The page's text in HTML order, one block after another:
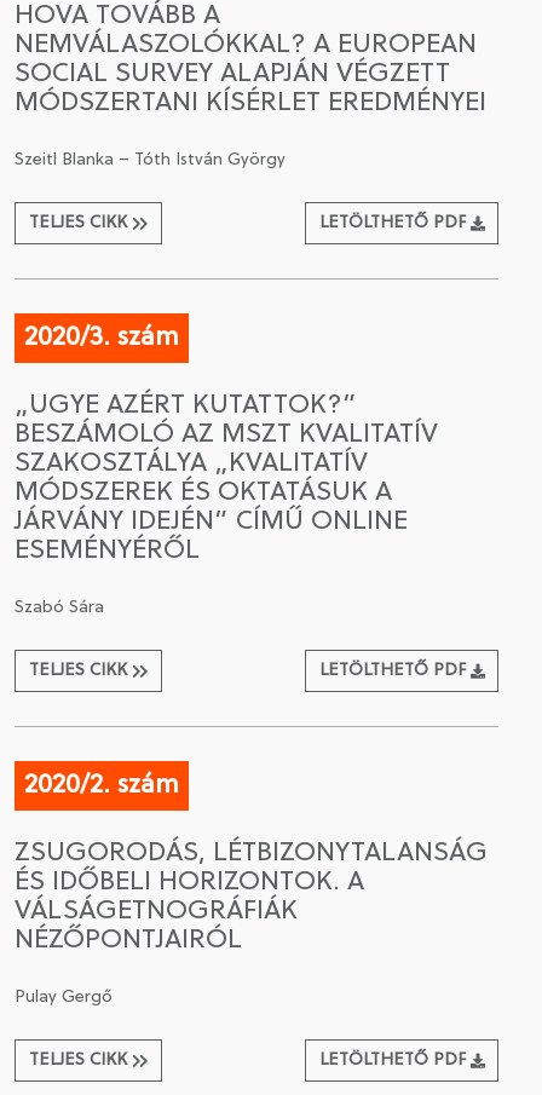
HOVA TOVÁBB A
NEMVÁLASZOLÓKKAL? A EUROPEAN
SOCIAL SURVEY ALAPJÁN VÉGZETT
MÓDSZERTANI KÍSÉRLET EREDMÉNYEI
Szeitl Blanka – Tóth István György
TELJES CIKK LETÖLTHETŐ PDF
2020/3. szám
„UGYE AZÉRT KUTATTOK?”
BESZÁMOLÓ AZ MSZT KVALITATÍV
SZAKOSZTÁLYA „KVALITATÍV
MÓDSZEREK ÉS OKTATÁSUK A
JÁRVÁNY IDEJÉN” CÍMŰ ONLINE
ESEMÉNYÉRŐL
Szabó Sára
TELJES CIKK LETÖLTHETŐ PDF
2020/2. szám
ZSUGORODÁS, LÉTBIZONYTALANSÁG
ÉS IDŐBELI HORIZONTOK. A
VÁLSÁGETNOGRÁFIÁK
NÉZŐPONTJAIRÓL
Pulay Gergő
TELJES CIKK LETÖLTHETŐ PDF